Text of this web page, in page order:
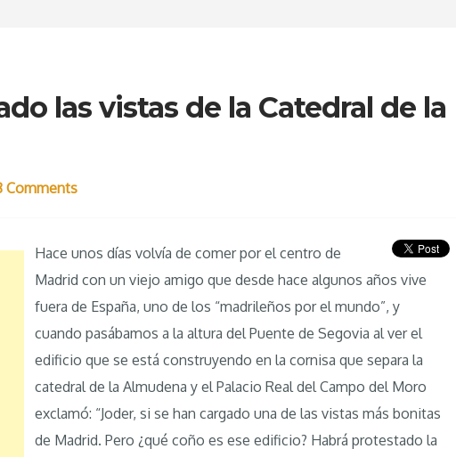
las vistas de la Catedral de la
Comments
Hace unos días volvía de comer por el centro de
Madrid con un viejo amigo que desde hace algunos años vive
fuera de España, uno de los “madrileños por el mundo”, y
cuando pasábamos a la altura del Puente de Segovia al ver el
edificio que se está construyendo en la cornisa que separa la
catedral de la Almudena y el Palacio Real del Campo del Moro
exclamó: “Joder, si se han cargado una de las vistas más bonitas
de Madrid. Pero ¿qué coño es ese edificio? Habrá protestado la